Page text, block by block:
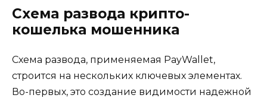
Схема развода крипто-
кошелька мошенника
Схема развода, применяемая PayWallet,
строится на нескольких ключевых элементах.
Во-первых, это создание видимости надежной